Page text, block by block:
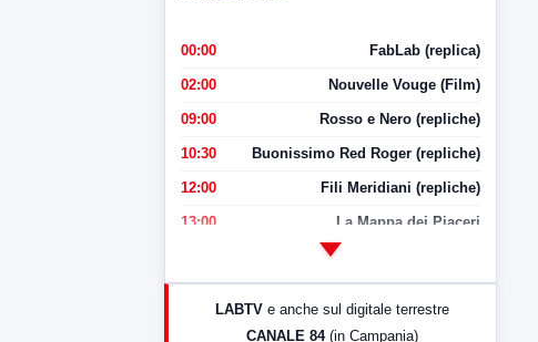
00:00 FabLab (replica)
02:00 Nouvelle Vouge (Film)
09:00 Rosso e Nero (repliche)
10:30 Buonissimo Red Roger (repliche)
12:00 Fili Meridiani (repliche)
13:00 La Mappa dei Piaceri
LABTV e anche sul digitale terrestre
CANALE 84 (in Campania)